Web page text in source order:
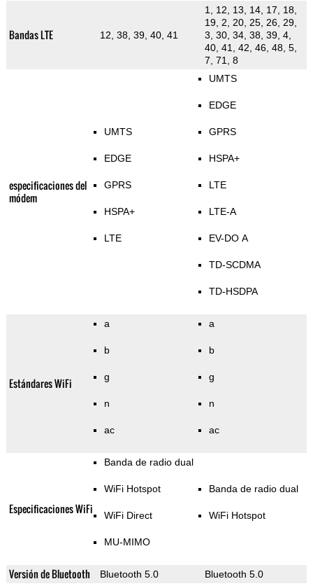
Bandas LTE 12, 38, 39, 40, 41
1, 12, 13, 14, 17, 18,
19, 2, 20, 25, 26, 29,
3, 30, 34, 38, 39, 4,
40, 41, 42, 46, 48, 5,
7, 71, 8
especificaciones del
módem
UMTS
EDGE
GPRS
HSPA+
LTE
UMTS
EDGE
GPRS
HSPA+
LTE
LTE-A
EV-DO A
TD-SCDMA
TD-HSDPA
Estándares WiFi
a
b
g
n
ac
a
b
g
n
ac
Especificaciones WiFi
Banda de radio dual
WiFi Hotspot
WiFi Direct
MU-MIMO
Banda de radio dual
WiFi Hotspot
Versión de Bluetooth Bluetooth 5.0 Bluetooth 5.0